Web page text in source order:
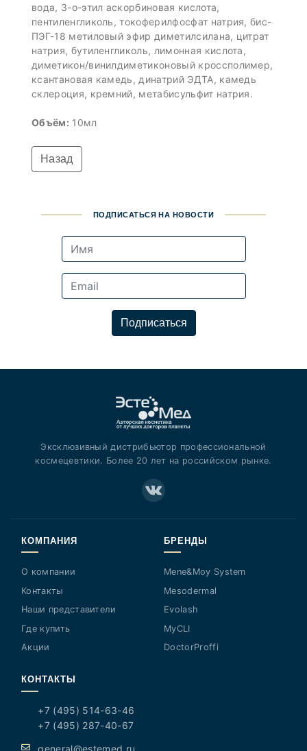
вода, 3-о-этил аскорбиновая кислота,
пентиленгликоль, токоферилфосфат натрия, бис-
ПЭГ-18 метиловый эфир диметилсилана, цитрат
натрия, бутиленгликоль, лимонная кислота,
диметикон/винилдиметиконовый кроссполимер,
ксантановая камедь, динатрий ЭДТА, камедь
склероция, кремний, метабисульфит натрия.
Объём: 10мл
Назад
ПОДПИСАТЬСЯ НА НОВОСТИ
Подписаться
Эксклюзивный дистрибьютор профессиональной
космецевтики. Более 20 лет на российском рынке.
КОМПАНИЯ
О компании
Контакты
Наши представители
Где купить
Акции
БРЕНДЫ
Mene&Moy System
Mesodermal
Evolash
MyCLI
DoctorProffi
КОНТАКТЫ
+7 (495) 514-63-46
+7 (495) 287-40-67
general@estemed.ru